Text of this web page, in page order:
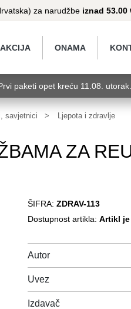
za narudžbeiznad 53.00
AKCIJA ONAMA
paketi opet kreću 11.08.
/ Prvi paketi opet kreću
04.-10.08. / Prvi paketi opet
savjetnici Ljepota i zdravlje
ZA
ŠIFRA: ZDRAV-113
Dostupnost artikla: Artikl
Autor
Uvez
Izdavač